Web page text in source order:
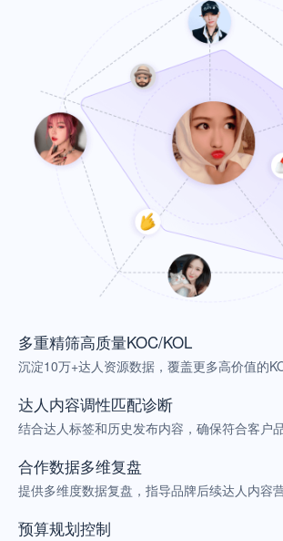
多重精筛高质量KOC/KOL
沉淀10万+达人资源数据，覆盖更多高价值的
达人内容调性匹配诊断
结合达人标签和历史发布内容，确保符合客户
合作数据多维复盘
提供多维度数据复盘，指导品牌后续达人内容
预算规划控制